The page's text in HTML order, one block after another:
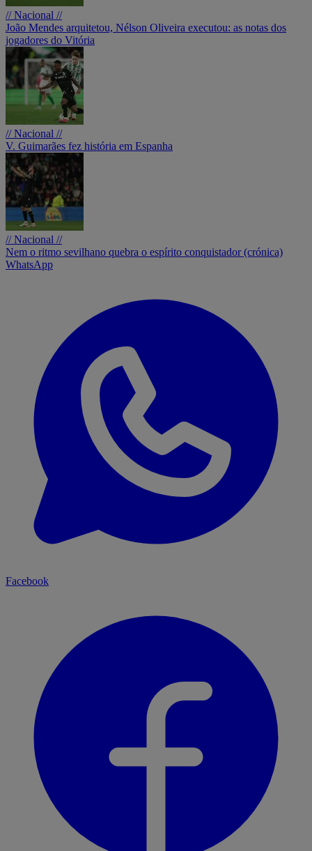
// Nacional //
João Mendes arquitetou, Nélson Oliveira executou: as notas dos
jogadores do Vitória
// Nacional //
V. Guimarães fez história em Espanha
// Nacional //
Nem o ritmo sevilhano quebra o espírito conquistador (crónica)
WhatsApp
Facebook